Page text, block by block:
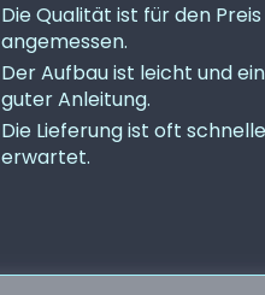
Die Qualität ist für den Preis
angemessen.
Der Aufbau ist leicht und
guter Anleitung.
Die Lieferung ist oft
erwartet.